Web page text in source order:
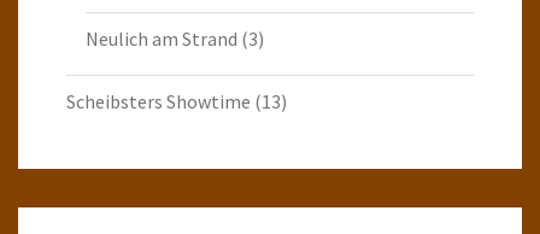
Neulich am Strand (3)
Scheibsters Showtime (13)